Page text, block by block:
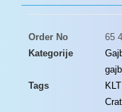
Order No
65
Kategorije
Tags